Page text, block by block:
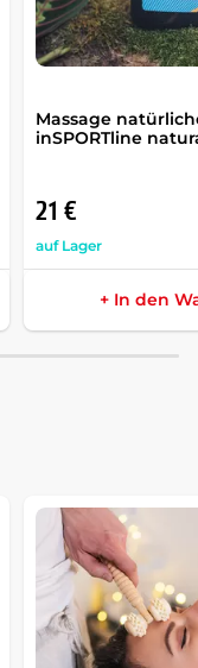
Massage
inSPORTline
21 €
auf Lager
+ In den